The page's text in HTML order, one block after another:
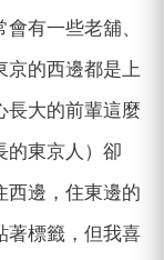
有一些老舖、
京的西邊都是上
長大的前輩這麼
的東京人）卻
西邊，住東邊的
著標籤，但我喜